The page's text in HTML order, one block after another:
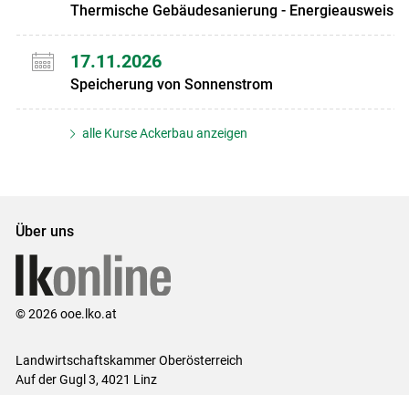
Thermische Gebäudesanierung - Energieausweis
17.11.2026
Speicherung von Sonnenstrom
alle Kurse Ackerbau anzeigen
Über uns
© 2026 ooe.lko.at
Landwirtschaftskammer Oberösterreich
Auf der Gugl 3, 4021 Linz